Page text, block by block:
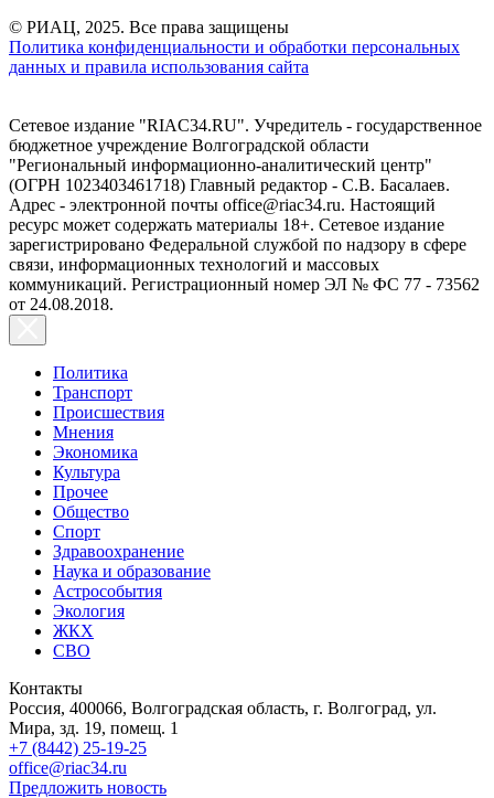
© РИАЦ, 2025. Все права защищены
Политика конфиденциальности и обработки персональных
данных и правила использования сайта
Сетевое издание "RIAC34.RU". Учредитель - государственное
бюджетное учреждение Волгоградской области
"Региональный информационно-аналитический центр"
(ОГРН 1023403461718) Главный редактор - С.В. Басалаев.
Адрес - электронной почты office@riac34.ru. Настоящий
ресурс может содержать материалы 18+. Сетевое издание
зарегистрировано Федеральной службой по надзору в сфере
связи, информационных технологий и массовых
коммуникаций. Регистрационный номер ЭЛ № ФС 77 - 73562
от 24.08.2018.
Политика
Транспорт
Происшествия
Мнения
Экономика
Культура
Прочее
Общество
Спорт
Здравоохранение
Наука и образование
Астрособытия
Экология
ЖКХ
СВО
Контакты
Россия, 400066, Волгоградская область, г. Волгоград, ул.
Мира, зд. 19, помещ. 1
+7 (8442) 25-19-25
office@riac34.ru
Предложить новость